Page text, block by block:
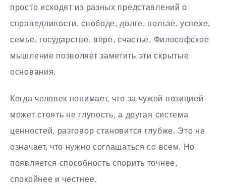
просто исходят из разных представлений о
справедливости, свободе, долге, пользе, успехе,
семье, государстве, вере, счастье. Философское
мышление позволяет заметить эти скрытые
основания.
Когда человек понимает, что за чужой позицией
может стоять не глупость, а другая система
ценностей, разговор становится глубже. Это не
означает, что нужно соглашаться со всем. Но
появляется способность спорить точнее,
спокойнее и честнее.